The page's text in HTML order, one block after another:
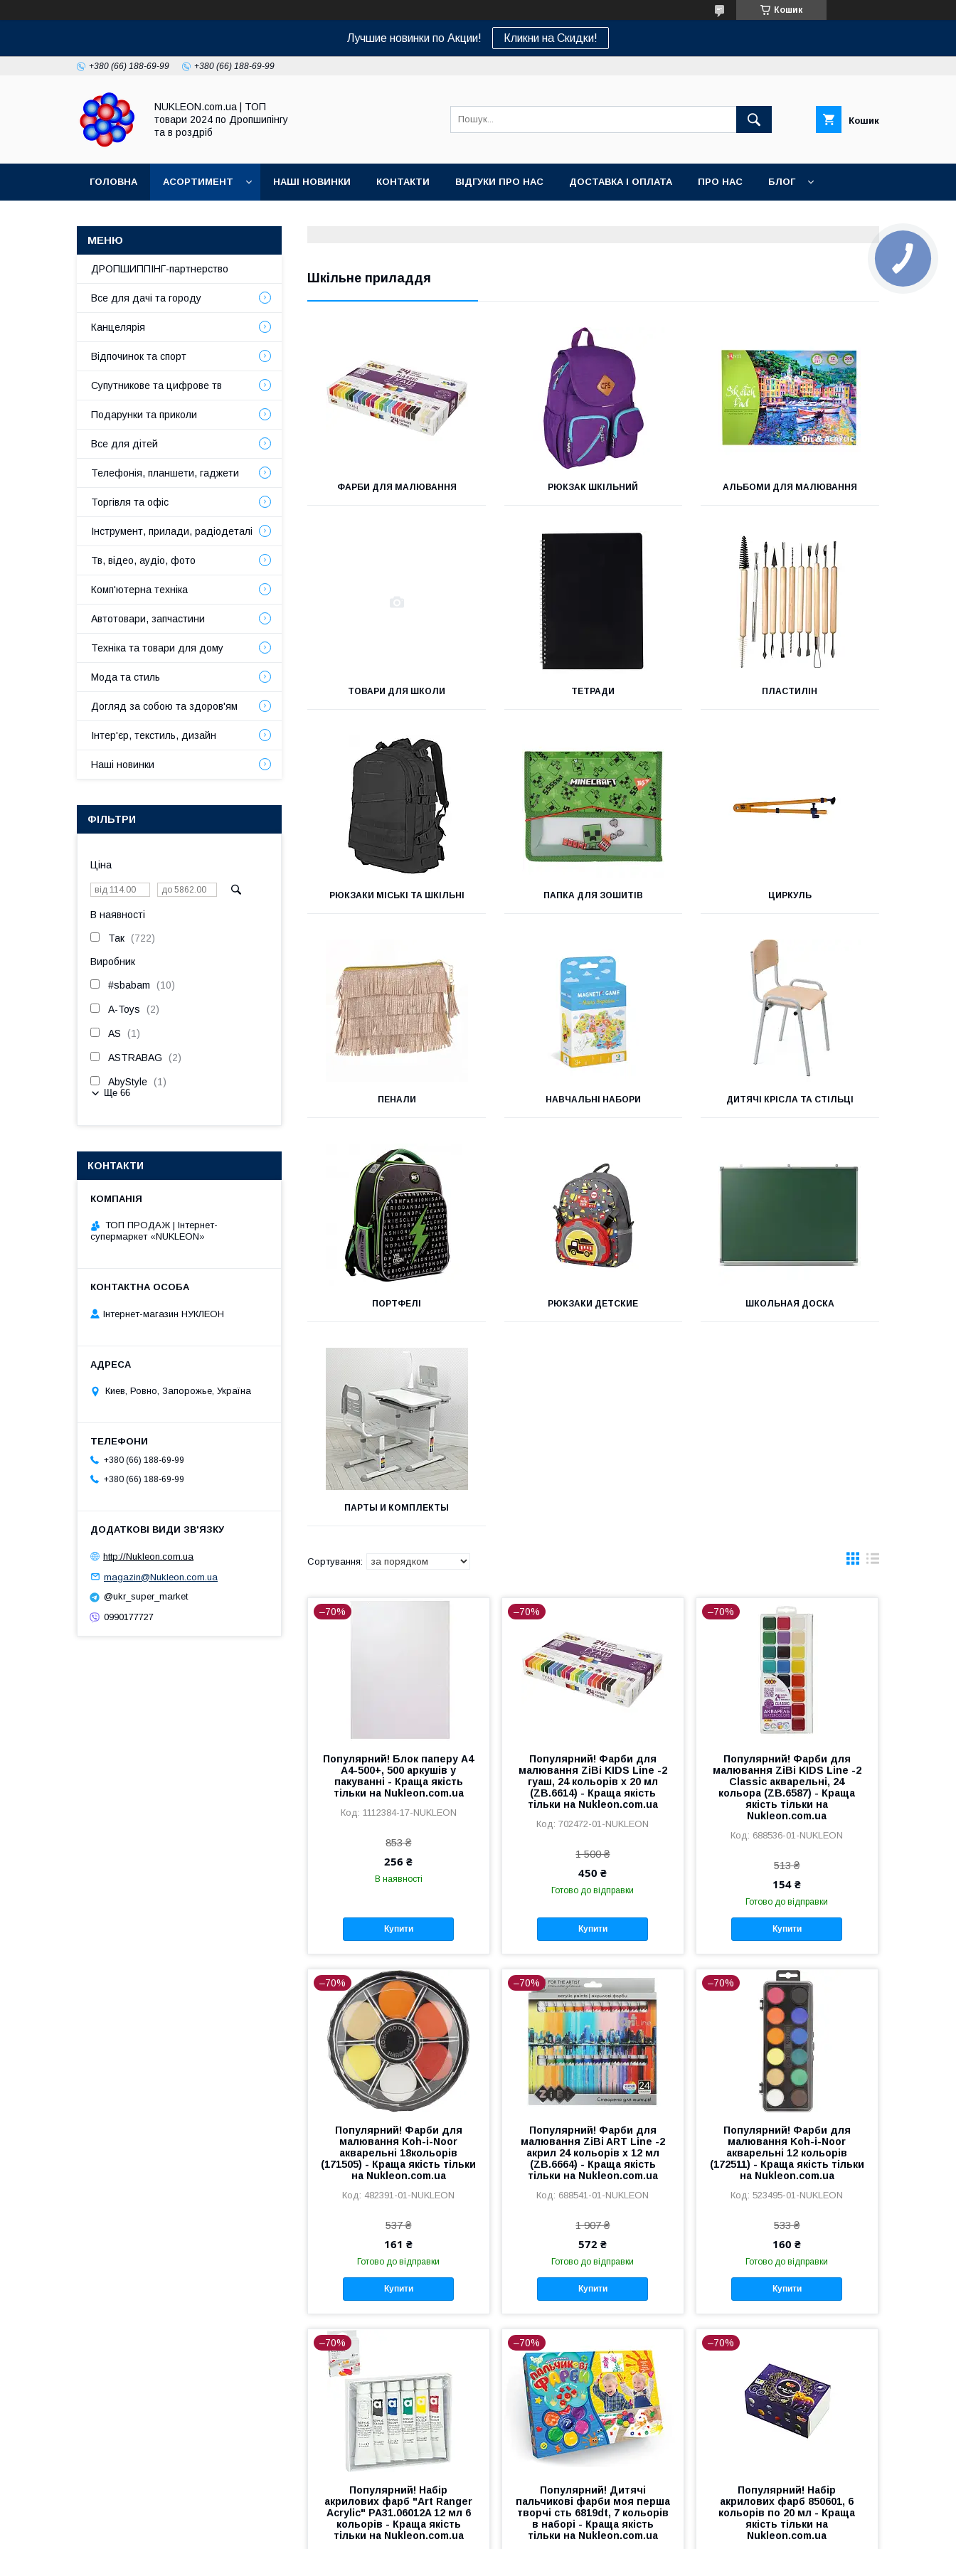
Кошик
Лучшие новинки по Акции! Кликни на Скидки!
+380 (66) 188-69-99 +380 (66) 188-69-99
NUKLEON.com.ua | ТОП
товари 2024 по Дропшипінгу
та в роздріб
Кошик
ГОЛОВНА АСОРТИМЕНТ НАШІ НОВИНКИ КОНТАКТИ ВІДГУКИ ПРО НАС ДОСТАВКА І ОПЛАТА ПРО НАС БЛОГ
Шкільне приладдя
ФАРБИ ДЛЯ МАЛЮВАННЯ РЮКЗАК ШКІЛЬНИЙ АЛЬБОМИ ДЛЯ МАЛЮВАННЯ
ТОВАРИ ДЛЯ ШКОЛИ ТЕТРАДИ ПЛАСТИЛІН
РЮКЗАКИ МІСЬКІ ТА ШКІЛЬНІ ПАПКА ДЛЯ ЗОШИТІВ ЦИРКУЛЬ
ПЕНАЛИ НАВЧАЛЬНІ НАБОРИ ДИТЯЧІ КРІСЛА ТА СТІЛЬЦІ
ПОРТФЕЛІ РЮКЗАКИ ДЕТСКИЕ ШКОЛЬНАЯ ДОСКА
ПАРТЫ И КОМПЛЕКТЫ
–70%
Популярний! Блок паперу А4
A4-500+, 500 аркушів у
пакуванні - Краща якість
тільки на Nukleon.com.ua
1112384-17-NUKLEON
853 ₴
256 ₴
В наявності
Купити
–70%
Популярний! Фарби для
малювання ZiBi KIDS Line -2
гуаш, 24 кольорів х 20 мл
(ZB.6614) - Краща якість
тільки на Nukleon.com.ua
702472-01-NUKLEON
1 500 ₴
450 ₴
Готово до відправки
Купити
–70%
Популярний! Фарби для
малювання ZiBi KIDS Line -2
Classic акварельні, 24
кольора (ZB.6587) - Краща
якість тільки на
Nukleon.com.ua
688536-01-NUKLEON
513 ₴
154 ₴
Готово до відправки
Купити
–70%
Популярний! Фарби для
малювання Koh-i-Noor
акварельні 18кольорів
(171505) - Краща якість тільки
на Nukleon.com.ua
482391-01-NUKLEON
537 ₴
161 ₴
Готово до відправки
Купити
–70%
Популярний! Фарби для
малювання ZiBi ART Line -2
акрил 24 кольорів х 12 мл
(ZB.6664) - Краща якість
тільки на Nukleon.com.ua
688541-01-NUKLEON
1 907 ₴
572 ₴
Готово до відправки
Купити
–70%
Популярний! Фарби для
малювання Koh-i-Noor
акварельні 12 кольорів
(172511) - Краща якість тільки
на Nukleon.com.ua
523495-01-NUKLEON
533 ₴
160 ₴
Готово до відправки
Купити
–70%
Популярний! Набір
акрилових фарб "Art Ranger
Acryliс" PA31.06012A 12 мл 6
кольорів - Краща якість
тільки на Nukleon.com.ua
–70%
Популярний! Дитячі
пальчикові фарби моя перша
творчі сть 6819dt, 7 кольорів
в наборі - Краща якість
тільки на Nukleon.com.ua
–70%
Популярний! Набір
акрилових фарб 850601, 6
кольорів по 20 мл - Краща
якість тільки на
Nukleon.com.ua
ДРОПШИППІНГ-партнерство
Все для дачі та городу
Канцелярія
Відпочинок та спорт
Супутникове та цифрове тв
Подарунки та приколи
Все для дітей
Телефонія, планшети, гаджети
Торгівля та офіс
Інструмент, прилади, радіодеталі
Тв, відео, аудіо, фото
Комп'ютерна техніка
Автотовари, запчастини
Техніка та товари для дому
Мода та стиль
Догляд за собою та здоров'ям
Інтер'єр, текстиль, дизайн
Наші новинки
ФІЛЬТРИ
Ціна
В наявності
Так 722
Виробник
#sbabam 10
A-Toys 2
AS 1
ASTRABAG 2
AbyStyle 1
Ще 66
КОНТАКТИ
ТОП ПРОДАЖ | Інтернет-
супермаркет «NUKLEON»
Інтернет-магазин НУКЛЕОН
Киев, Ровно, Запорожье, Україна
+380 (66) 188-69-99
+380 (66) 188-69-99
http://Nukleon.com.ua
magazin@Nukleon.com.ua
@ukr_super_market
0990177727